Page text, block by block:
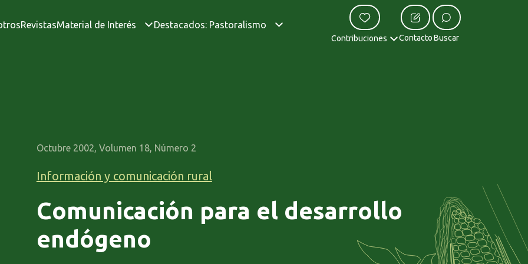
RevistasMaterial de Interés Destacados: Pastoralismo
Contribuciones Contacto Buscar
Octubre 2002, Volumen 18, Número 2
Información y comunicación rural
Comunicación para el desarrollo
endógeno